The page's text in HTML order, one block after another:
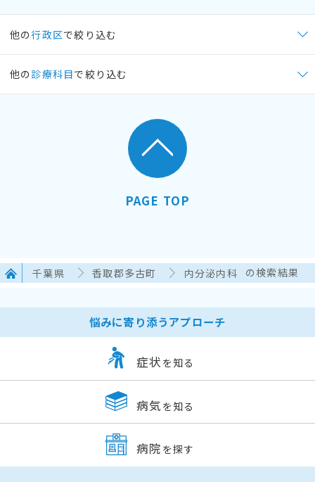
他の行政区で絞り込む
他の 診療科目で絞り込む
PAGE TOP
千葉県 香取郡多古町 内分泌内科 の検索結果
悩みに寄り添うアプローチ
症状 を知る
病気 を知る
病院 を探す